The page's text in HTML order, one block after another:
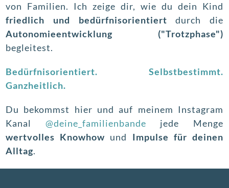
von Familien.
Ich zeige dir, wie du dein Kind
friedlich und bedürfnisorientiert durch die
Autonomieentwicklung ("Trotzphase")
begleitest.
Bedürfnisorientiert. Selbstbestimmt.
Ganzheitlich.
Du bekommst hier und auf meinem Instagram
Kanal @deine_familienbande
jede Menge
wertvolles Knowhow und Impulse für deinen
Alltag.